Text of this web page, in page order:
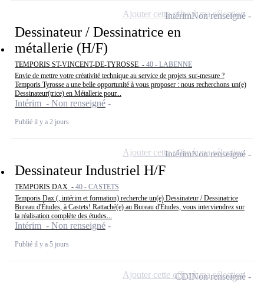
Dessinateur / Dessinatrice en
métallerie (H/F)
TEMPORIS ST-VINCENT-DE-TYROSSE - 40 - LABENNE
Envie de mettre votre créativité technique au service de projets sur-mesure ?
Temporis Tyrosse a une belle opportunité à vous proposer : nous recherchons un(e)
Dessinateur(trice) en Métallerie pour...
Intérim - Non renseigné
Publié il y a 2 jours
IntérimNon renseigné
Ajouter cette offre à ma sélection
Dessinateur Industriel H/F
TEMPORIS DAX - 40 - CASTETS
Temporis Dax (, intérim et formation) recherche un(e) Dessinateur / Dessinatrice
Bureau d'Études, à Castets! Rattaché(e) au Bureau d'Études, vous interviendrez sur
la réalisation complète des études...
Intérim - Non renseigné
Publié il y a 5 jours
IntérimNon renseigné
Ajouter cette offre à ma sélection
CDINon renseigné
Ajouter cette offre à ma sélection